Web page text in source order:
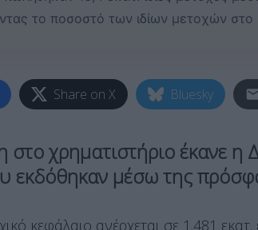
το ποσοστό των ιδίων μετοχών στο
Share on X Bluesky
στο χρηματιστήριο έκανε η
εκδόθηκαν μέσω της
κεφάλαιο ανέρχεται σε 1.481